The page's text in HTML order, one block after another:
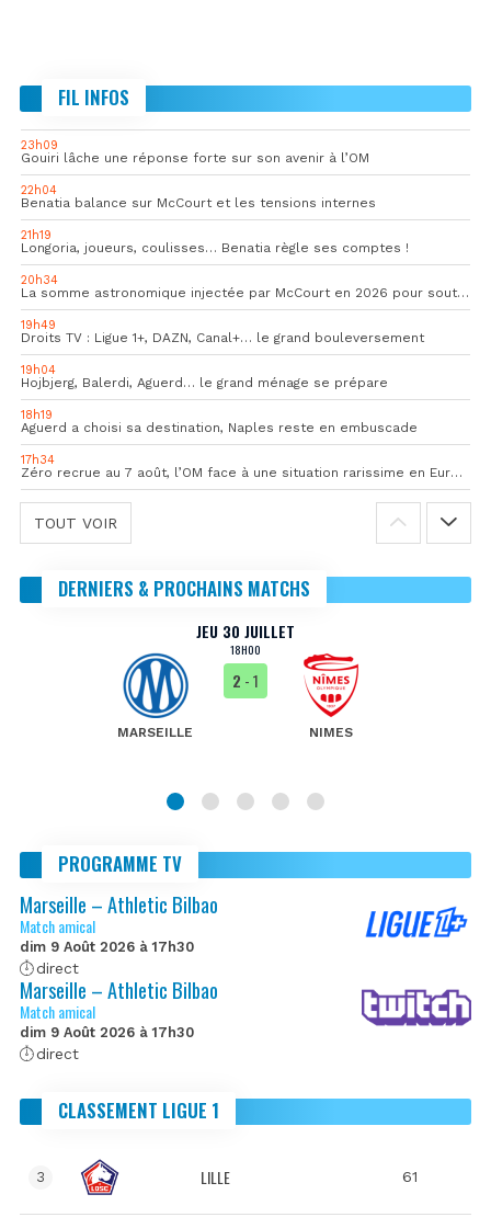
FIL INFOS
23h09
Gouiri lâche une réponse forte sur son avenir à l’OM
22h04
Benatia balance sur McCourt et les tensions internes
21h19
Longoria, joueurs, coulisses… Benatia règle ses comptes !
20h34
La somme astronomique injectée par McCourt en 2026 pour soutenir l’OM
19h49
Droits TV : Ligue 1+, DAZN, Canal+… le grand bouleversement
19h04
Hojbjerg, Balerdi, Aguerd… le grand ménage se prépare
18h19
Aguerd a choisi sa destination, Naples reste en embuscade
17h34
Zéro recrue au 7 août, l’OM face à une situation rarissime en Europe
TOUT VOIR
DERNIERS & PROCHAINS MATCHS
JEU 30 JUILLET
18H00
MARSEILLE
2 - 1
NIMES
PROGRAMME TV
Marseille – Athletic Bilbao
Match amical
dim 9 Août 2026 à 17h30
direct
Marseille – Athletic Bilbao
Match amical
dim 9 Août 2026 à 17h30
direct
CLASSEMENT LIGUE 1
3 LILLE 61